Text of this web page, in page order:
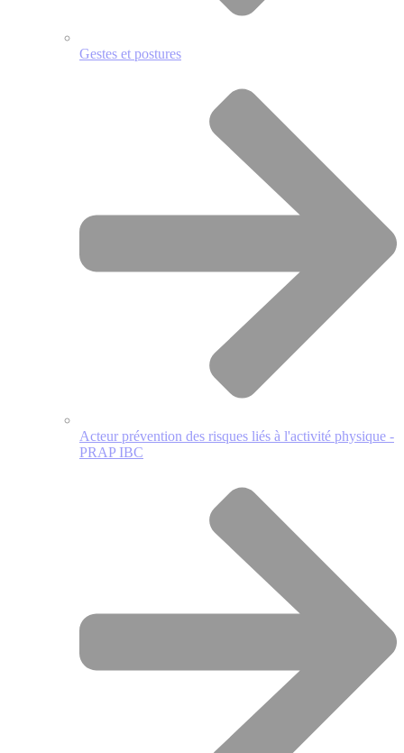
Gestes et postures
Acteur prévention des risques liés à l'activité physique -
PRAP IBC